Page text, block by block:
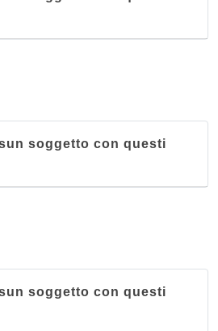
soggetto con questi
soggetto con questi